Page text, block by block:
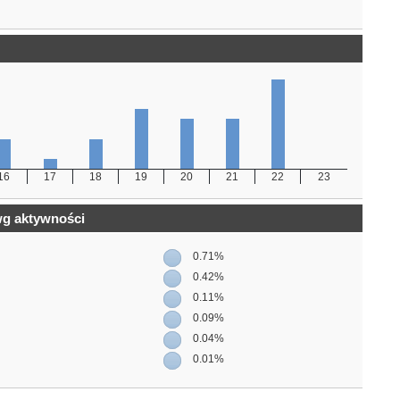
17 18 19 20 21 22 23
aktywności
0.71%
0.42%
0.11%
0.09%
0.04%
0.01%